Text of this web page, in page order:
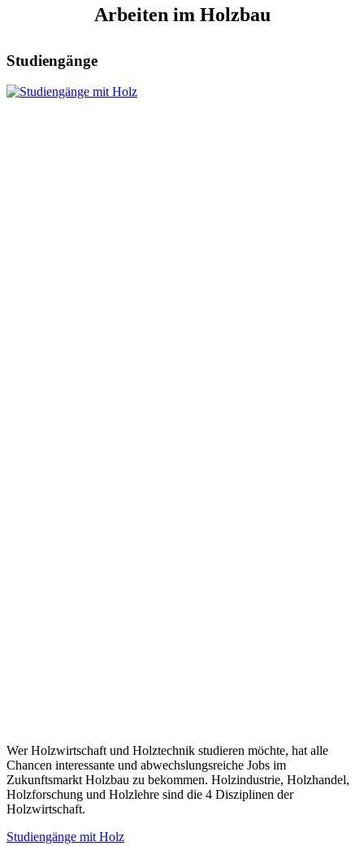
Arbeiten im Holzbau
Studiengänge
Wer Holzwirtschaft und Holztechnik studieren möchte, hat alle
Chancen interessante und abwechslungsreiche Jobs im
Zukunftsmarkt Holzbau zu bekommen. Holzindustrie, Holzhandel,
Holzforschung und Holzlehre sind die 4 Disziplinen der
Holzwirtschaft.
Studiengänge mit Holz